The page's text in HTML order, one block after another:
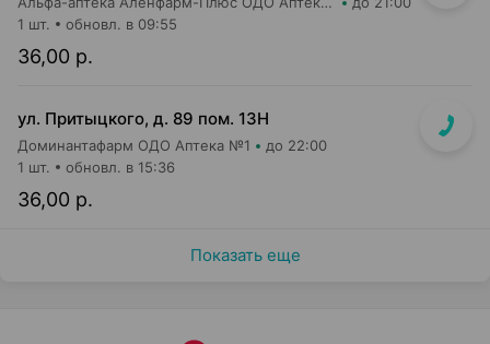
36,00 р.
1 шт. обновл. в 09:55
ул. Притыцкого, д. 89 пом. 13Н
Доминантафарм ОДО Аптека №1 до 22:00
36,00 р.
1 шт. обновл. в 15:36
Показать еще